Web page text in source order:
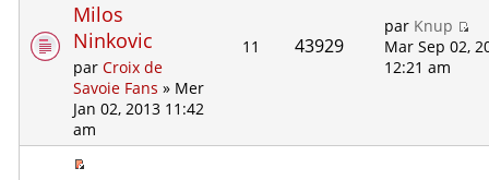
Milos
Ninkovic
parCroix de
Savoie Fans » Mer
Jan 02, 2013 11:42
am
11 43929
par Knup
Mar Sep 02,
12:21 am